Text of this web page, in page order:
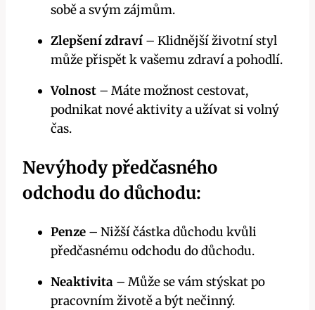
sobě a svým zájmům.
Zlepšení zdraví – Klidnější životní styl
může přispět k vašemu zdraví a pohodlí.
Volnost – Máte možnost cestovat,
podnikat nové aktivity a užívat si volný
čas.
Nevýhody předčasného
odchodu do důchodu:
Penze – Nižší částka důchodu kvůli
předčasnému odchodu do důchodu.
Neaktivita – Může se vám stýskat po
pracovním životě a být nečinný.